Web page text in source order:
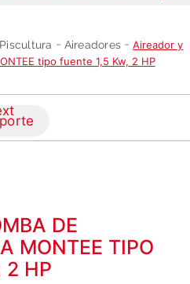
Piscultura Aireadores
Aireador y
tipo fuente 1,5 Kw, 2 HP
DE
MONTEE TIPO
2 HP